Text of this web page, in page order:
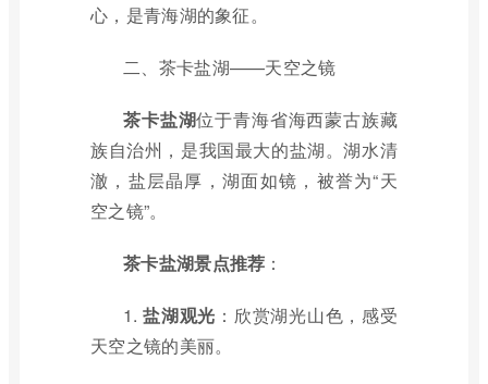
心，是青海湖的象征。
二、茶卡盐湖——天空之镜
茶卡盐湖位于青海省海西蒙古族藏
族自治州，是我国最大的盐湖。湖水清
澈，盐层晶厚，湖面如镜，被誉为“天
空之镜”。
茶卡盐湖景点推荐 ：
1.盐湖观光 ：欣赏湖光山色，感受
天空之镜的美丽。